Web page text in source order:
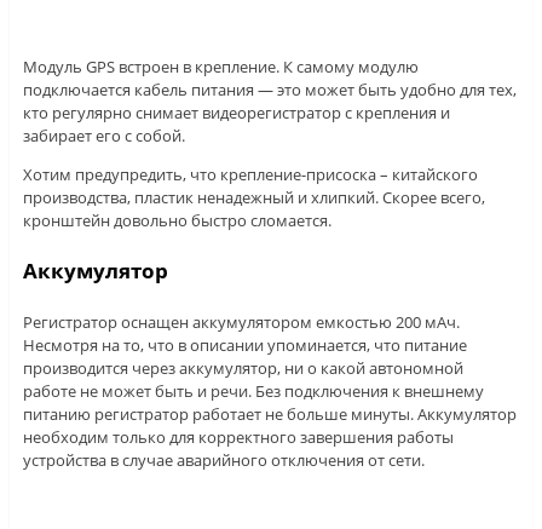
Модуль GPS встроен в крепление. К самому модулю
подключается кабель питания — это может быть удобно для тех,
кто регулярно снимает видеорегистратор с крепления и
забирает его с собой.
Хотим предупредить, что крепление-присоска – китайского
производства, пластик ненадежный и хлипкий. Скорее всего,
кронштейн довольно быстро сломается.
Аккумулятор
Регистратор оснащен аккумулятором емкостью 200 мАч.
Несмотря на то, что в описании упоминается, что питание
производится через аккумулятор, ни о какой автономной
работе не может быть и речи. Без подключения к внешнему
питанию регистратор работает не больше минуты. Аккумулятор
необходим только для корректного завершения работы
устройства в случае аварийного отключения от сети.